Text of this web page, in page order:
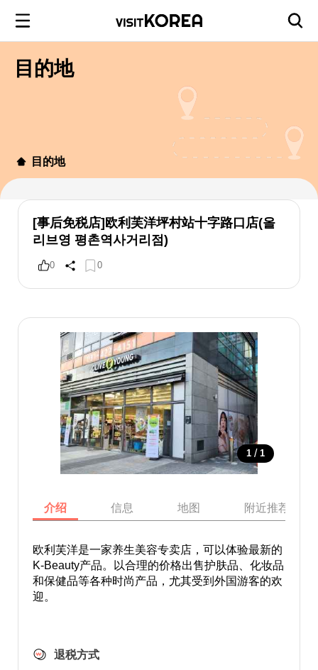
目的地
目的地
[事后免税店]欧利芙洋坪村站十字路口店(올
리브영 평촌역사거리점)
0 0
1 / 1
介绍 信息 地图 附近推荐景点
欧利芙洋是一家养生美容专卖店，可以体验最新的
K-Beauty产品。以合理的价格出售护肤品、化妆品
和保健品等各种时尚产品，尤其受到外国游客的欢
迎。
退税方式